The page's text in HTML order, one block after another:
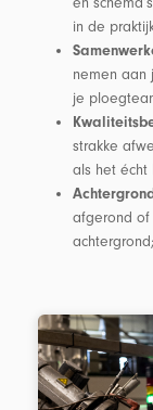
in de
nemen aan
je
strakke
als het écht
afgerond of